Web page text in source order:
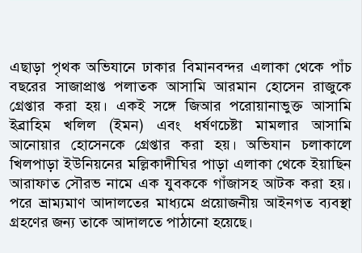
এছাড়া পৃথক অভিযানে ঢাকার বিমানবন্দর এলাকা থেকে পাঁচ
বছরের সাজাপ্রাপ্ত পলাতক আসামি আরমান হোসেন রাজুকে
গ্রেপ্তার করা হয়। একই সঙ্গে জিআর পরোয়ানাভুক্ত আসামি
ইব্রাহিম খলিল (ইমন) এবং ধর্ষণচেষ্টা মামলার আসামি
আনোয়ার হোসেনকে গ্রেপ্তার করা হয়। অভিযান চলাকালে
খিলপাড়া ইউনিয়নের মল্লিকাদীঘির পাড়া এলাকা থেকে ইয়াছিন
আরাফাত সৌরভ নামে এক যুবককে গাঁজাসহ আটক করা হয়।
পরে ভ্রাম্যমাণ আদালতের মাধ্যমে প্রয়োজনীয় আইনগত ব্যবস্থা
গ্রহণের জন্য তাকে আদালতে পাঠানো হয়েছে।